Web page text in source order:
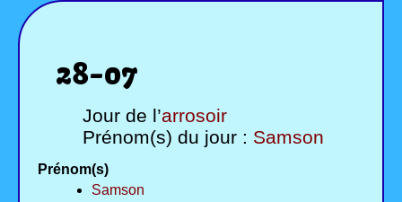
28-07
Jour de l’arrosoir
Prénom(s) du jour : Samson
Prénom(s)
Samson